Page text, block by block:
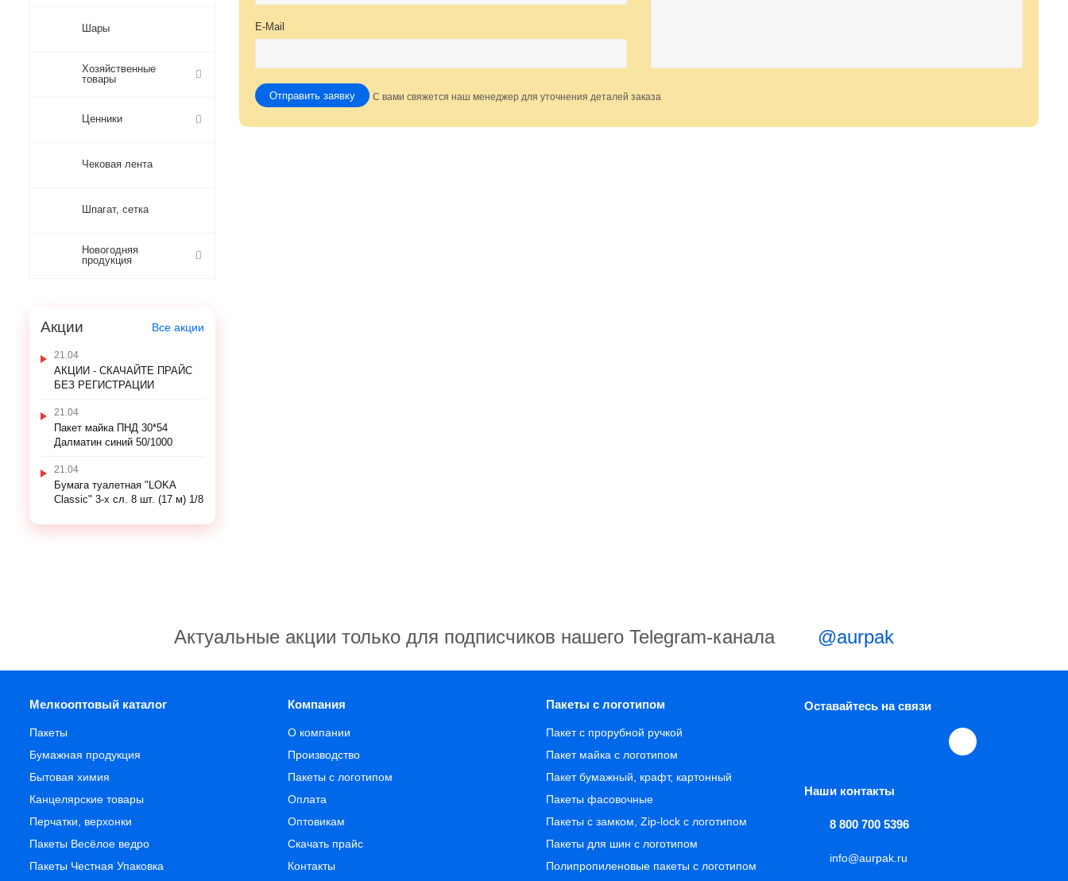
E-Mail
Отправить заявку С вами свяжется наш менеджер для уточнения деталей заказа
Шары
Хозяйственные
товары
Ценники
Чековая лента
Шпагат, сетка
Новогодняя
продукция
Акции Все акции
21.04
АКЦИИ - СКАЧАЙТЕ ПРАЙС
БЕЗ РЕГИСТРАЦИИ
21.04
Пакет майка ПНД 30*54
Далматин синий 50/1000
21.04
Бумага туалетная "LOKA
Classic" 3-х сл. 8 шт. (17 м) 1/8
Актуальные акции только для подписчиков нашего Telegram-канала @aurpak
Мелкооптовый каталог
Пакеты
Бумажная продукция
Бытовая химия
Канцелярские товары
Перчатки, верхонки
Пакеты Весёлое ведро
Пакеты Честная Упаковка
Компания
О компании
Производство
Пакеты с логотипом
Оплата
Оптовикам
Скачать прайс
Контакты
Пакеты с логотипом
Пакет с прорубной ручкой
Пакет майка с логотипом
Пакет бумажный, крафт, картонный
Пакеты фасовочные
Пакеты с замком, Zip-lock с логотипом
Пакеты для шин с логотипом
Полипропиленовые пакеты с логотипом
Оставайтесь на связи
Наши контакты
8 800 700 5396
info@aurpak.ru